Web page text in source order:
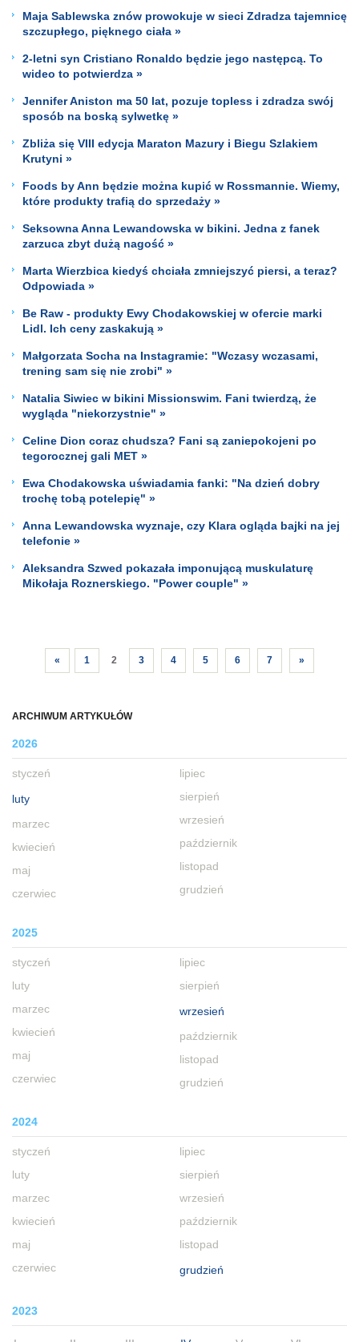
ARCHIWUM ARTYKUŁÓW
2026
styczeń
luty
marzec
kwiecień
maj
czerwiec
lipiec
sierpień
wrzesień
październik
listopad
grudzień
2025
styczeń
luty
marzec
kwiecień
maj
czerwiec
lipiec
sierpień
wrzesień
październik
listopad
grudzień
2024
styczeń
luty
marzec
kwiecień
maj
czerwiec
lipiec
sierpień
wrzesień
październik
listopad
grudzień
2023
Maja Sablewska znów prowokuje w sieci Zdradza tajemnicę
szczupłego, pięknego ciała »
2-letni syn Cristiano Ronaldo będzie jego następcą. To
wideo to potwierdza »
Jennifer Aniston ma 50 lat, pozuje topless i zdradza swój
sposób na boską sylwetkę »
Zbliża się VIII edycja Maraton Mazury i Biegu Szlakiem
Krutyni »
Foods by Ann będzie można kupić w Rossmannie. Wiemy,
które produkty trafią do sprzedaży »
Seksowna Anna Lewandowska w bikini. Jedna z fanek
zarzuca zbyt dużą nagość »
Marta Wierzbica kiedyś chciała zmniejszyć piersi, a teraz?
Odpowiada »
Be Raw - produkty Ewy Chodakowskiej w ofercie marki
Lidl. Ich ceny zaskakują »
Małgorzata Socha na Instagramie: "Wczasy wczasami,
trening sam się nie zrobi" »
Natalia Siwiec w bikini Missionswim. Fani twierdzą, że
wygląda "niekorzystnie" »
Celine Dion coraz chudsza? Fani są zaniepokojeni po
tegorocznej gali MET »
Ewa Chodakowska uświadamia fanki: "Na dzień dobry
trochę tobą potelepię" »
Anna Lewandowska wyznaje, czy Klara ogląda bajki na jej
telefonie »
Aleksandra Szwed pokazała imponującą muskulaturę
Mikołaja Roznerskiego. "Power couple" »
« 1 2 3 4 5 6 7 »